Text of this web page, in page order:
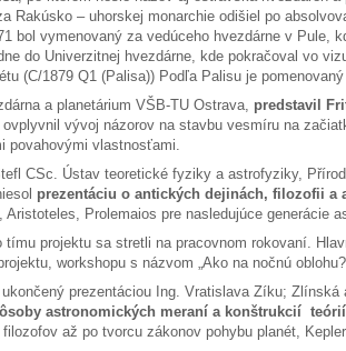
Rakúsko – uhorskej monarchie odišiel po
bol vymenovaný za vedúceho hvezdárne v Pule,
do Univerzitnej hvezdárne, kde pokračoval vo
(C/1879 Q1 (Palisa)) Podľa Palisu je
a planetárium VŠB-TU Ostrava, predstavil
vývoj názorov na stavbu vesmíru na
povahovými vlastnosťami.
CSc. Ústav teoretické fyziky a astrofyziky,
prezentáciu o antických dejinách, filozofii a
Aristoteles, Prolemaios pre nasledujúce generácie
tímu projektu sa stretli na pracovnom rokovaní.
workshopu s názvom „Ako na nočnú
prezentáciou Ing. Vratislava Zíku;
astronomických meraní a konštrukcií
až po tvorcu zákonov pohybu planét,